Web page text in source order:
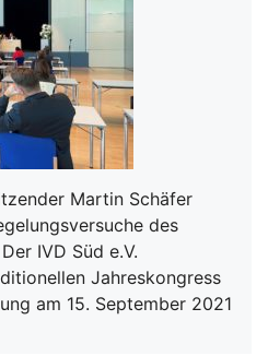
Martin Schäfer
des
IVD Süd e.V.
Jahreskongress
am 15. September 2021